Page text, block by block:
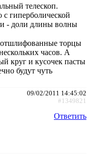
телескоп.
с гиперболической
- доли длины волны
торцы
часов. А
круг и кусочек пасты
будут чуть
09/02/2011 14:45:02
#1349821
Ответить